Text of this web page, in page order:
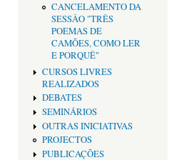
CANCELAMENTO DA
SESSÂO "TRÊS
POEMAS DE
CAMÕES, COMO LER
E PORQUÊ"
CURSOS LIVRES
REALIZADOS
DEBATES
SEMINÁRIOS
OUTRAS INICIATIVAS
PROJECTOS
PUBLICAÇÕES